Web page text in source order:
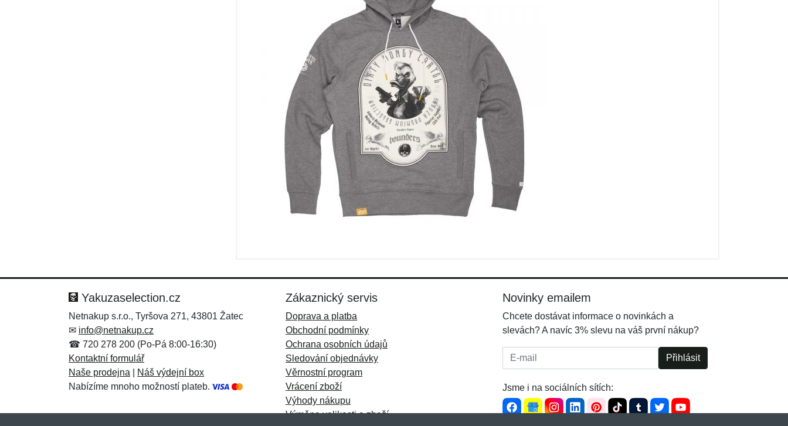
Yakuzaselection.cz
Netnakup s.r.o., Tyršova 271, 43801 Žatec
✉ info@netnakup.cz
☎ 720 278 200 (Po-Pá 8:00-16:30)
Kontaktní formulář
Naše prodejna
Náš výdejní box
Nabízíme mnoho možností plateb.
Zákaznický servis
Doprava a platba
Obchodní podmínky
Ochrana osobních údajů
Sledování objednávky
Věrnostní program
Vrácení zboží
Výhody nákupu
Výměna velikosti a zboží
Novinky emailem
Chcete dostávat informace o novinkách a
slevách? A navíc 3% slevu na váš první nákup?
E-mail: Přihlásit
Jsme i na sociálních sítích: